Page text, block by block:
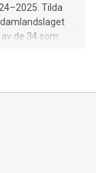
Tilda
de 34 som